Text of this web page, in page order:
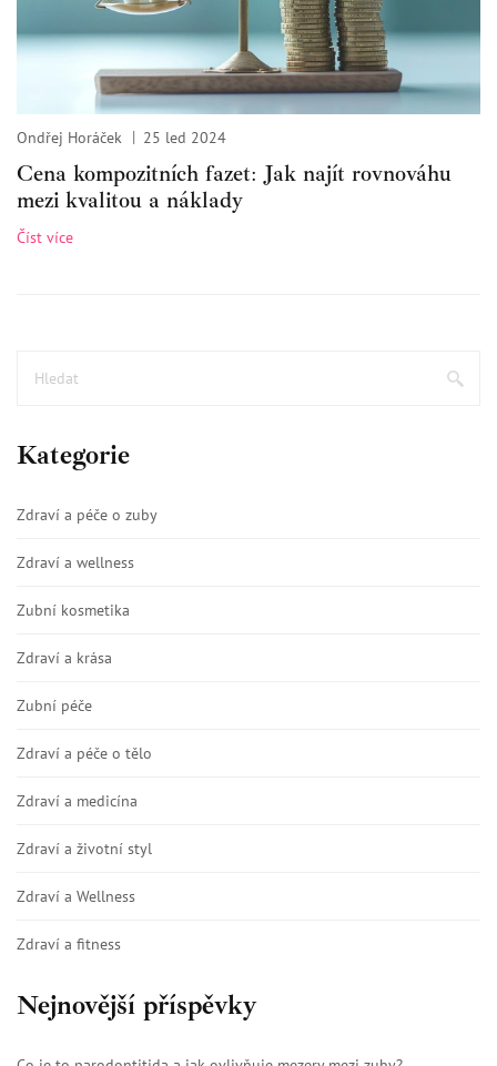
Ondřej Horáček 25 led 2024
Cena kompozitních fazet: Jak najít rovnováhu
mezi kvalitou a náklady
Číst více
Kategorie
Zdraví a péče o zuby
Zdraví a wellness
Zubní kosmetika
Zdraví a krása
Zubní péče
Zdraví a péče o tělo
Zdraví a medicína
Zdraví a životní styl
Zdraví a Wellness
Zdraví a fitness
Nejnovější příspěvky